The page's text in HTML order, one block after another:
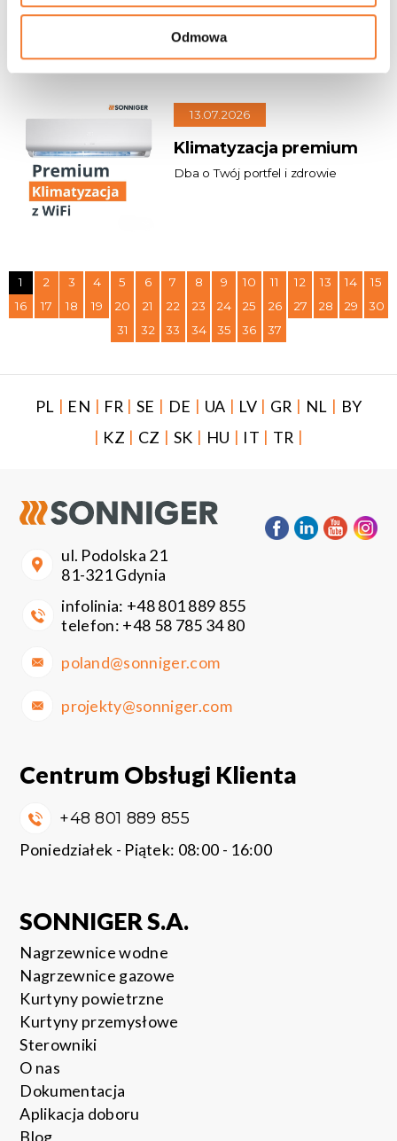
Odmowa
Oszczędzaj czas na każdym
projekcie
13.07.2026
Klimatyzacja premium
Dba o Twój portfel i zdrowie
1 2 3 4 5 6 7 8 9 10 11 12 13 14
15
16
17 18 19 20 21 22 23 24 25 26 27 28 29
30
31
32 33 34 35 36 37
PL | EN | FR | SE | DE | UA | LV | GR | NL | BY
| KZ | CZ | SK | HU | IT | TR |
ul. Podolska 21
81-321 Gdynia
infolinia: +48 801 889 855
telefon: +48 58 785 34 80
poland@sonniger.com
projekty@sonniger.com
SONNIGER S.A.
Nagrzewnice wodne
Nagrzewnice gazowe
Kurtyny powietrzne
Kurtyny przemysłowe
Sterowniki
O nas
Dokumentacja
Aplikacja doboru
Blog
Centrum Obsługi Klienta
+48 801 889 855
Poniedziałek - Piątek: 08:00 - 16:00